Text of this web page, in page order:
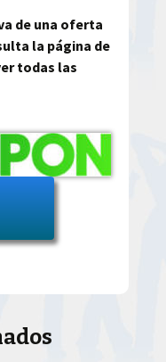
de una oferta
la página de
todas las